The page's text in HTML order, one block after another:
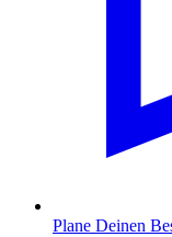
Plane Deinen